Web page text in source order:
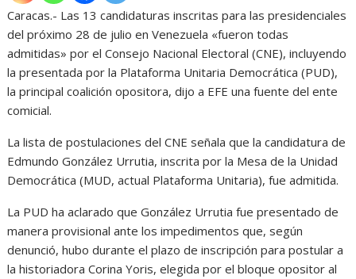
Caracas.- Las 13 candidaturas inscritas para las presidenciales
del próximo 28 de julio en Venezuela «fueron todas
admitidas» por el Consejo Nacional Electoral (CNE), incluyendo
la presentada por la Plataforma Unitaria Democrática (PUD),
la principal coalición opositora, dijo a EFE una fuente del ente
comicial.
La lista de postulaciones del CNE señala que la candidatura de
Edmundo González Urrutia, inscrita por la Mesa de la Unidad
Democrática (MUD, actual Plataforma Unitaria), fue admitida.
La PUD ha aclarado que González Urrutia fue presentado de
manera provisional ante los impedimentos que, según
denunció, hubo durante el plazo de inscripción para postular a
la historiadora Corina Yoris, elegida por el bloque opositor al